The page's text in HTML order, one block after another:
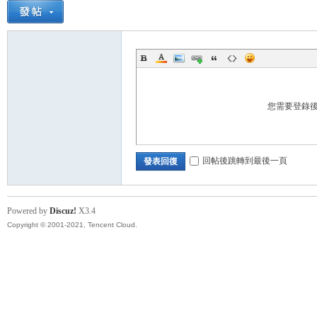
您需要登錄
發表回復 回帖後跳轉到最後一頁
Powered by Discuz! X3.4
Copyright © 2001-2021, Tencent Cloud.